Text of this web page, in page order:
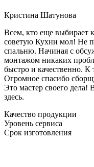
Кристина Шатунова
Всем, кто еще выбирает
советую Кухни мол! Не
спальню. Начиная с
монтажом никаких
быстро и качественно.
Огромное спасибо
Это мастер своего дела!
здесь.
Качество продукции
Уровень сервиса
Срок изготовления